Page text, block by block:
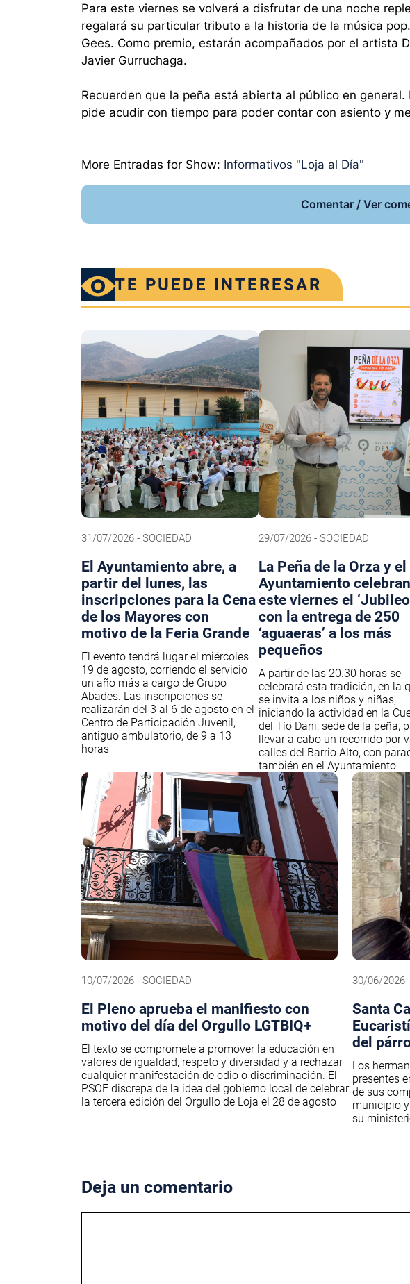
Para este viernes se volverá a disfrutar de una noche
regalará su particular tributo a la historia de la música
Gees. Como premio, estarán acompañados por el artista
Javier Gurruchaga.
Recuerden que la peña está abierta al público en
pide acudir con tiempo para poder contar con asiento y
More Entradas for Show: Informativos "Loja al Día"
Comentar / Ver
TE PUEDE INTERESAR
31/07/2026 - SOCIEDAD
El Ayuntamiento abre, a
partir del lunes, las
inscripciones para la Cena
de los Mayores con
motivo de la Feria Grande
El evento tendrá lugar el miércoles
19 de agosto, corriendo el servicio
un año más a cargo de Grupo
Abades. Las inscripciones se
realizarán del 3 al 6 de agosto en el
Centro de Participación Juvenil,
antiguo ambulatorio, de 9 a 13
horas
29/07/2026 - SOCIEDAD
La Peña de la Orza y el
Ayuntamiento celebran
este viernes el
con la entrega de 250
‘aguaeras’ a los más
pequeños
A partir de las 20.30 horas se
celebrará esta tradición, en la
se invita a los niños y niñas,
iniciando la actividad en la
del Tío Dani, sede de la peña,
llevar a cabo un recorrido por
calles del Barrio Alto, con
también en el Ayuntamiento
10/07/2026 - SOCIEDAD
El Pleno aprueba el manifiesto con
motivo del día del Orgullo LGTBIQ+
El texto se compromete a promover la educación en
valores de igualdad, respeto y diversidad y a rechazar
cualquier manifestación de odio o discriminación. El
PSOE discrepa de la idea del gobierno local de celebrar
la tercera edición del Orgullo de Loja el 28 de agosto
30/06/2026
Santa
del
Los
presentes
de sus
municipio
su
Deja un comentario